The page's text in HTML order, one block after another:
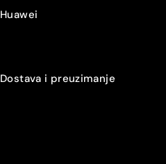
Huawei
Dostava i preuzimanje